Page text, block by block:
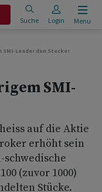
Suche Login Menu
Leader den Stecker
SMI-
auf die Aktie
erhöht sein
(zuvor 1000)
Stücke.